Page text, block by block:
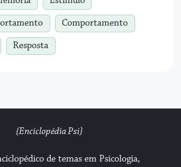
Comportamento
Resposta
{Enciclopédia Psi}
de temas em Psicologia,